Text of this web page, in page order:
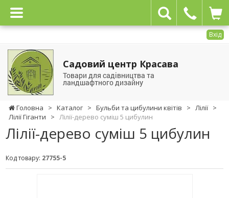
Вхід
Садовий центр Красава
Товари для садівництва та
ландшафтного дизайну
Головна > Каталог > Бульби та цибулини квітів > Лілії >
Лілії Гіганти
> Лілії-дерево суміш 5 цибулин
Лілії-дерево суміш 5 цибулин
Код товару: 27755-5